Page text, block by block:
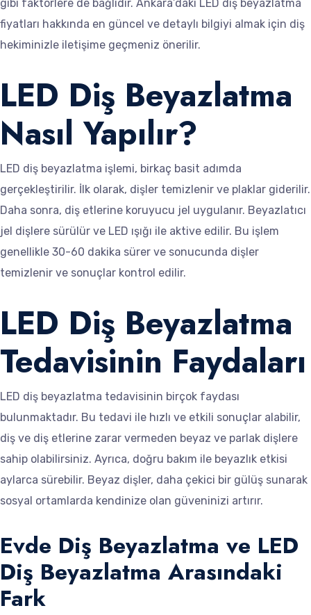
gibi faktörlere de bağlıdır. Ankara’daki LED diş beyazlatma
fiyatları hakkında en güncel ve detaylı bilgiyi almak için diş
hekiminizle iletişime geçmeniz önerilir.
LED Diş Beyazlatma
Nasıl Yapılır?
LED diş beyazlatma işlemi, birkaç basit adımda
gerçekleştirilir. İlk olarak, dişler temizlenir ve plaklar giderilir.
Daha sonra, diş etlerine koruyucu jel uygulanır. Beyazlatıcı
jel dişlere sürülür ve LED ışığı ile aktive edilir. Bu işlem
genellikle 30-60 dakika sürer ve sonucunda dişler
temizlenir ve sonuçlar kontrol edilir.
LED Diş Beyazlatma
Tedavisinin Faydaları
LED diş beyazlatma tedavisinin birçok faydası
bulunmaktadır. Bu tedavi ile hızlı ve etkili sonuçlar alabilir,
diş ve diş etlerine zarar vermeden beyaz ve parlak dişlere
sahip olabilirsiniz. Ayrıca, doğru bakım ile beyazlık etkisi
aylarca sürebilir. Beyaz dişler, daha çekici bir gülüş sunarak
sosyal ortamlarda kendinize olan güveninizi artırır.
Evde Diş Beyazlatma ve LED
Diş Beyazlatma Arasındaki
Fark